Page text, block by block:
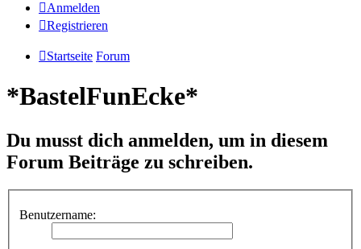
Anmelden
Registrieren
Startseite Forum
*BastelFunEcke*
Du musst dich anmelden, um in diesem
Forum Beiträge zu schreiben.
Benutzername: